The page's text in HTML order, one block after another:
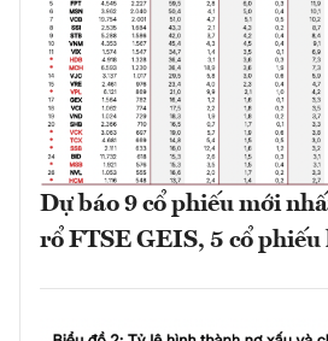
Dự báo 9 cổ phiếu mới
rổ FTSE GEIS, 5 cổ